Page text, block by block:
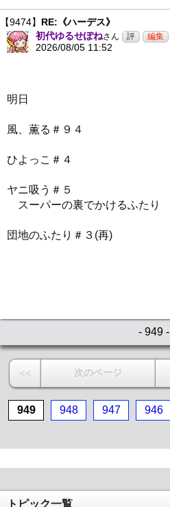
【9474】 RE:《ハーデス》
初代ゆるせぽねさん
2026/08/05 11:52
明日
風、薫る＃９４
ひよっこ＃４
ヤニ吸う＃５
スーパーの裏でかけるふたり
団地のふたり＃３(再)
- 949 -
<< 次のページ
949 948 947 946
トピック一覧